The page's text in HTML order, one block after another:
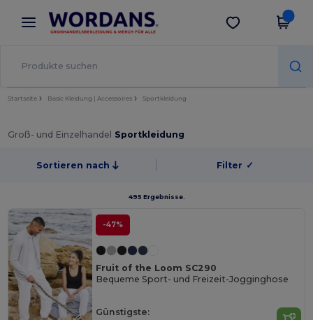
× Wordans App
Bessere Preise in der App!
App holen
Startseite Basic Kleidung | Accessoires Sportkleidung
Groß- und Einzelhandel Sportkleidung
Sortieren nach Filter ✓
495 Ergebnisse.
-47%
Fruit of the Loom SC290
Bequeme Sport- und Freizeit-Jogginghose
Günstigste: